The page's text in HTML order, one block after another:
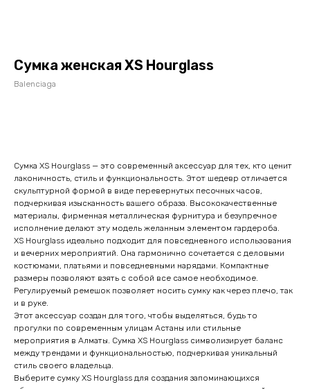
Сумка женская XS Hourglass
Balenciaga
Сумка XS Hourglass — это современный аксессуар для тех, кто ценит
лаконичность, стиль и функциональность. Этот шедевр отличается
скульптурной формой в виде перевернутых песочных часов,
подчеркивая изысканность вашего образа. Высококачественные
материалы, фирменная металлическая фурнитура и безупречное
исполнение делают эту модель желанным элементом гардероба.
XS Hourglass идеально подходит для повседневного использования
и вечерних мероприятий. Она гармонично сочетается с деловыми
костюмами, платьями и повседневными нарядами. Компактные
размеры позволяют взять с собой все самое необходимое.
Регулируемый ремешок позволяет носить сумку как через плечо, так
и в руке.
Этот аксессуар создан для того, чтобы выделяться, будь то
прогулки по современным улицам Астаны или стильные
мероприятия в Алматы. Сумка XS Hourglass символизирует баланс
между трендами и функциональностью, подчеркивая уникальный
стиль своего владельца.
Выберите сумку XS Hourglass для создания запоминающихся